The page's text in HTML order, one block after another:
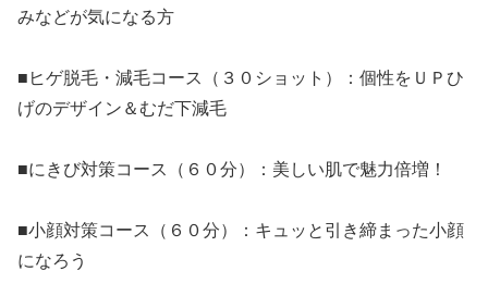
みなどが気になる方
■ヒゲ脱毛・減毛コース（３０ショット）：個性をＵＰひ
げのデザイン＆むだ下減毛
■にきび対策コース（６０分）：美しい肌で魅力倍増！
■小顔対策コース（６０分）：キュッと引き締まった小顔
になろう